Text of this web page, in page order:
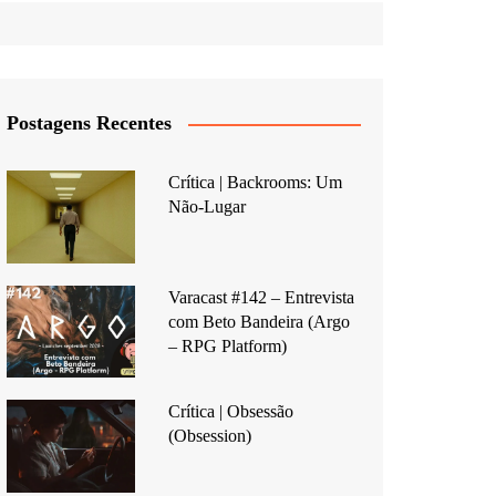
Postagens Recentes
Crítica | Backrooms: Um
Não-Lugar
Varacast #142 – Entrevista
com Beto Bandeira (Argo
– RPG Platform)
Crítica | Obsessão
(Obsession)